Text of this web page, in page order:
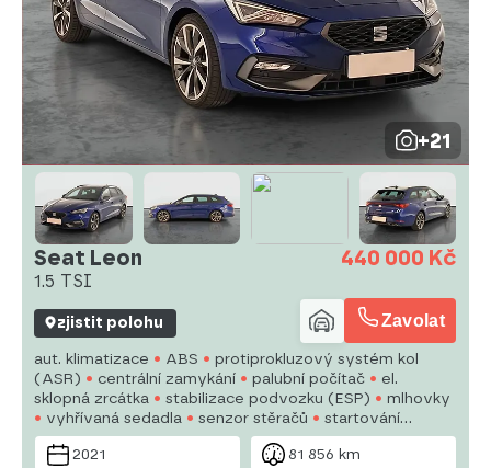
+21
Seat Leon
1.5 TSI
440 000 Kč
zjistit polohu Zavolat
aut. klimatizace ABS
protiprokluzový systém kol
(ASR)
centrální zamykání palubní počítač
el.
sklopná zrcátka
stabilizace podvozku (ESP)
mlhovky
vyhřívaná sedadla
senzor stěračů
startování
tlačítkem
senzor tlaku v pneumatikách
vyhřívaný
volant
hlídání jízdního pruhu parkovací asistent
2021 81 856 km